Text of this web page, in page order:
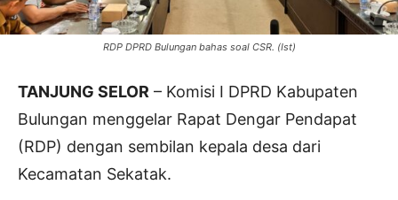
RDP DPRD Bulungan bahas soal CSR. (Ist)
TANJUNG SELOR – Komisi I DPRD Kabupaten
Bulungan menggelar Rapat Dengar Pendapat
(RDP) dengan sembilan kepala desa dari
Kecamatan Sekatak.